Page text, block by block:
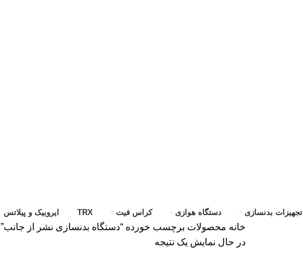
تجهیزات بدنسازی دستگاه هوازی کراس فیت TRX ایروبیک و پیلاتس
خانه محصولات برچسب خورده “دستگاه بدنسازی نشر از جانب”
در حال نمایش یک نتیجه